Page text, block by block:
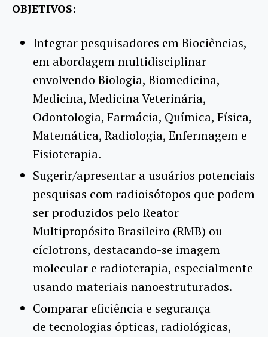
OBJETIVOS:
Integrar pesquisadores em Biociências,
em abordagem multidisciplinar
envolvendo Biologia, Biomedicina,
Medicina, Medicina Veterinária,
Odontologia, Farmácia, Química, Física,
Matemática, Radiologia, Enfermagem e
Fisioterapia.
Sugerir/apresentar a usuários potenciais
pesquisas com radioisótopos que podem
ser produzidos pelo Reator
Multipropósito Brasileiro (RMB) ou
cíclotrons, destacando-se imagem
molecular e radioterapia, especialmente
usando materiais nanoestruturados.
Comparar eficiência e segurança
de tecnologias ópticas, radiológicas,